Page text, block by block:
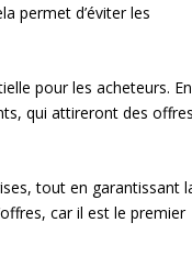
permet d’éviter les
pour les acheteurs. En
qui attireront des
tout en garantissant
car il est le premier